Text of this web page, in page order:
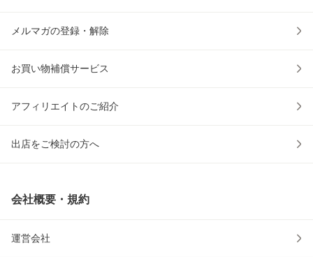
メルマガの登録・解除
お買い物補償サービス
アフィリエイトのご紹介
出店をご検討の方へ
会社概要・規約
運営会社